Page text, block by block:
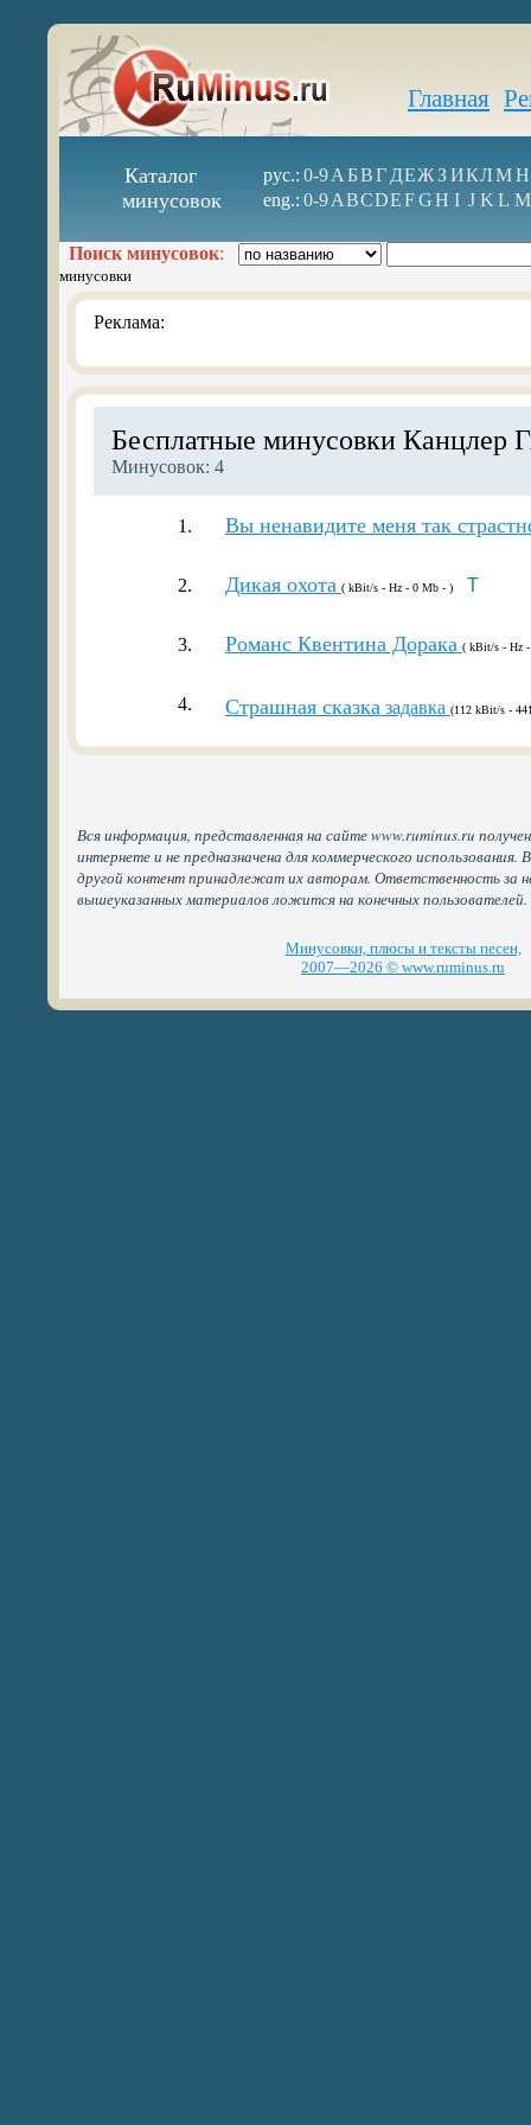
Главная
Каталог
минусовок
рус.: 0-9А БВГ ДЕЖ З ИКЛМН
eng.: 0-9ABCDEFGH I J K L M
Поиск минусовок:
минусовки
Реклама:
Бесплатные минусовки Канцлер
Минусовок: 4
1. Вы ненавидите меня так
2. Дикая охота ( kBit/s - Hz - 0 Mb - ) T
3. Романс Квентина Дорака ( kBit/s - Hz
4. Страшная сказка задавка (112 kBit/s -
Вся информация, представленная на сайте www.ruminus.ru
интернете и не предназначена для коммерческого
другой контент принадлежат их авторам. Ответственность за
вышеуказанных материалов ложится на конечных пользователей.
Минусовки, плюсы и тексты песен,
2007—2026 © www.ruminus.ru